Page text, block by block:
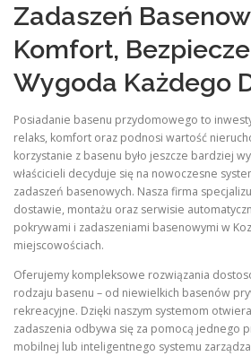
Zadaszeń
Komfort,
Wygoda Każdego
Posiadanie basenu przydomowego to
relaks, komfort oraz podnosi wartość
korzystanie z basenu było jeszcze bardziej
właścicieli decyduje się na nowoczesne
zadaszeń basenowych. Nasza firma
dostawie, montażu oraz serwisie
pokrywami i zadaszeniami basenowymi w
miejscowościach.
Oferujemy kompleksowe rozwiązania
rodzaju basenu – od niewielkich basenów
rekreacyjne. Dzięki naszym systemom
zadaszenia odbywa się za pomocą jednego
mobilnej lub inteligentnego systemu